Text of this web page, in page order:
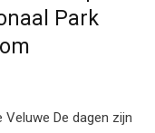
Park
De dagen zijn